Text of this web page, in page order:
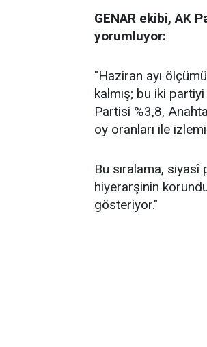
GENAR ekibi, AK
yorumluyor:
"Haziran ayı
kalmış; bu iki
Partisi %3,8,
oy oranları ile
Bu sıralama, siyasî
hiyerarşinin
gösteriyor."